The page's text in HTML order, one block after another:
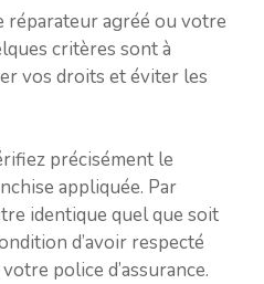
agréé ou votre
critères sont à
vos droits et éviter les
précisément le
appliquée. Par
identique quel que soit
d’avoir respecté
police d’assurance.